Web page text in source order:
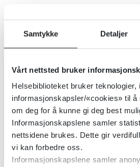
Samtykke Detaljer
Vårt nettsted bruker
Helsebiblioteket bruker teknologier,
informasjonskapsler/«cookies» til å
om deg for å kunne gi deg best
Informasjonskapslene samler
nettsidene brukes. Dette gir
vi kan forbedre oss.
Informasjonskapslene samler
Helsedirektoratet
Barnevernloven
Lovdata
Detaljer